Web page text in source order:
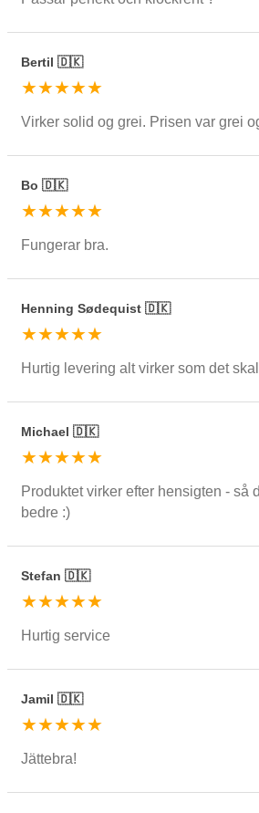
Bertil 🇩🇰
★★★★★
Virker solid og grei. Prisen var grei
Bo 🇩🇰
★★★★★
Fungerar bra.
Henning Sødequist 🇩🇰
★★★★★
Hurtig levering alt virker som det skal
Michael 🇩🇰
★★★★★
Produktet virker efter hensigten - så
bedre :)
Stefan 🇩🇰
★★★★★
Hurtig service
Jamil 🇩🇰
★★★★★
Jättebra!